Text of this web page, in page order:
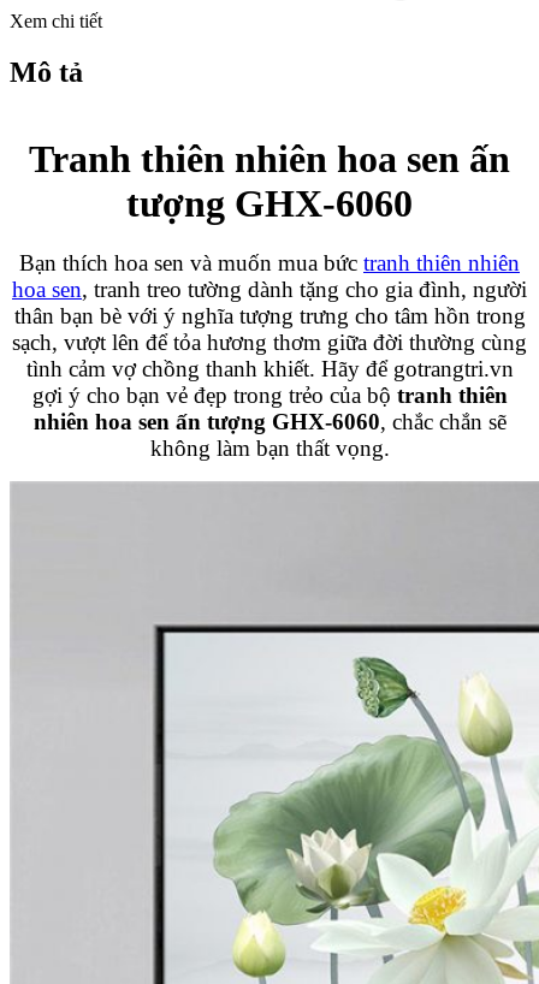
Xem chi tiết
Mô tả
Tranh thiên nhiên hoa sen ấn
tượng GHX-6060
Bạn thích hoa sen và muốn mua bức tranh thiên nhiên
hoa sen, tranh treo tường dành tặng cho gia đình, người
thân bạn bè với ý nghĩa tượng trưng cho tâm hồn trong
sạch, vượt lên để tỏa hương thơm giữa đời thường cùng
tình cảm vợ chồng thanh khiết. Hãy để gotrangtri.vn
gợi ý cho bạn vẻ đẹp trong trẻo của bộ tranh thiên
nhiên hoa sen ấn tượng GHX-6060, chắc chắn sẽ
không làm bạn thất vọng.